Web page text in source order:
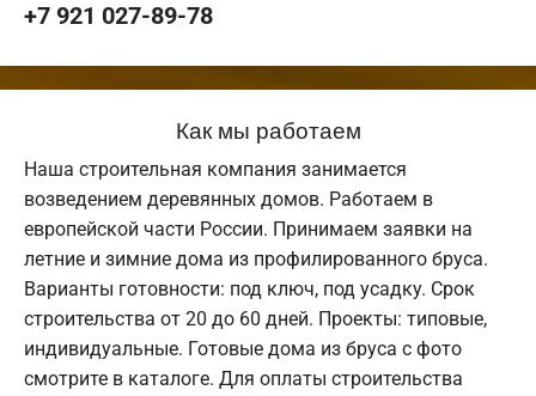
+7 921 027-89-78
Как мы работаем
Наша строительная компания занимается
возведением деревянных домов. Работаем в
европейской части России. Принимаем заявки на
летние и зимние дома из профилированного бруса.
Варианты готовности: под ключ, под усадку. Срок
строительства от 20 до 60 дней. Проекты: типовые,
индивидуальные. Готовые дома из бруса с фото
смотрите в каталоге. Для оплаты строительства